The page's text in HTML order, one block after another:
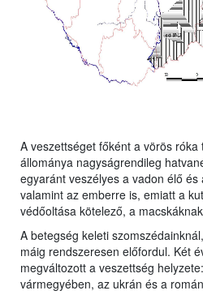
A veszettséget főként a vörös
állománya nagyságrendileg
egyaránt veszélyes a vadon élő és
valamint az emberre is, emiatt a
védőoltása kötelező, a
A betegség keleti
máig rendszeresen előfordul. Két
megváltozott a veszettség
vármegyében, az ukrán és a